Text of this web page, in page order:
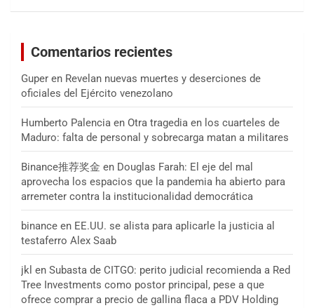
Comentarios recientes
Guper en Revelan nuevas muertes y deserciones de
oficiales del Ejército venezolano
Humberto Palencia en Otra tragedia en los cuarteles de
Maduro: falta de personal y sobrecarga matan a militares
Binance推荐奖金 en Douglas Farah: El eje del mal
aprovecha los espacios que la pandemia ha abierto para
arremeter contra la institucionalidad democrática
binance en EE.UU. se alista para aplicarle la justicia al
testaferro Alex Saab
jkl en Subasta de CITGO: perito judicial recomienda a Red
Tree Investments como postor principal, pese a que
ofrece comprar a precio de gallina flaca a PDV Holding